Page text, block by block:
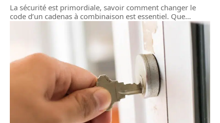
La sécurité est primordiale, savoir comment changer le
code d’un cadenas à combinaison est essentiel. Que…